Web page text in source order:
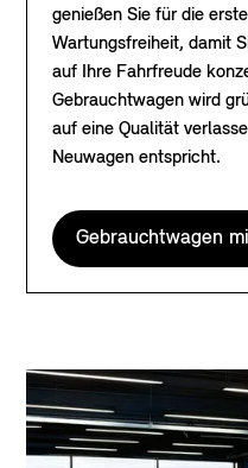
genießen Sie für die
Wartungsfreiheit, damit
auf Ihre Fahrfreude
Gebrauchtwagen wird
auf eine Qualität
Neuwagen entspricht.
Gebrauchtwagen